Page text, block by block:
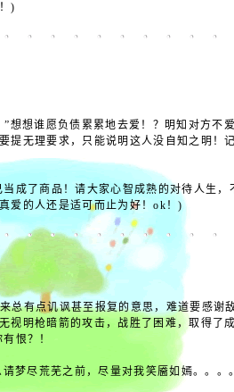
)
想想谁愿负债累累地去爱！？明知对方不
提无理要求，只能说明这人没自知之明！
成了商品！请大家心智成熟的对待人生，
爱的人还是适可而止为好！ok！)
总有点讥讽甚至报复的意思，难道要感谢
视明枪暗箭的攻击，战胜了困难，取得了
恨？！
梦尽荒芜之前，尽量对我笑靥如嫣。。。